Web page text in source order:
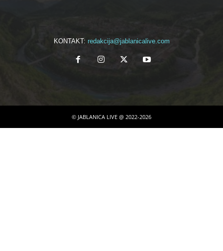
KONTAKT: redakcija@jablanicalive.com
© JABLANICA LIVE @ 2022-2026